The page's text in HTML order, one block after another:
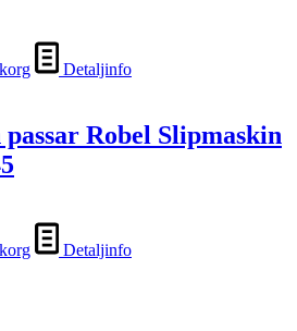
Detaljinfo
Robel Slipmaskin
Detaljinfo